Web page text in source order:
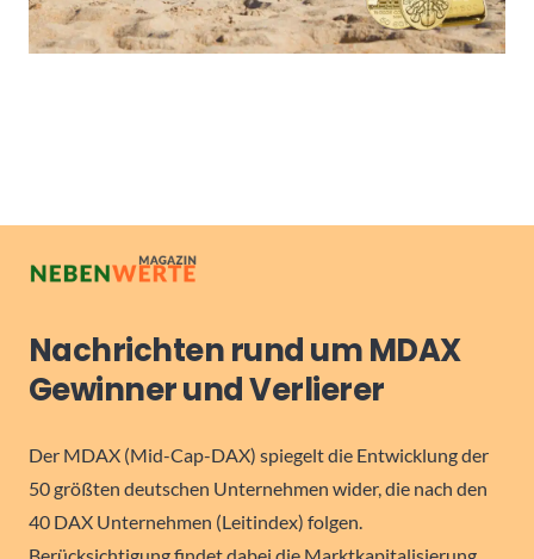
Nachrichten rund um MDAX
Gewinner und Verlierer
Der MDAX (Mid-Cap-DAX) spiegelt die Entwicklung der
50 größten deutschen Unternehmen wider, die nach den
40 DAX Unternehmen (Leitindex) folgen.